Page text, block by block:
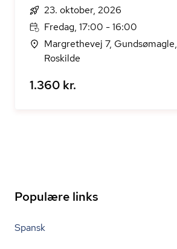
23. oktober, 2026
Fredag, 17:00 - 16:00
Margrethevej 7, Gundsømagle,
Roskilde
1.360 kr.
Populære links
Spansk